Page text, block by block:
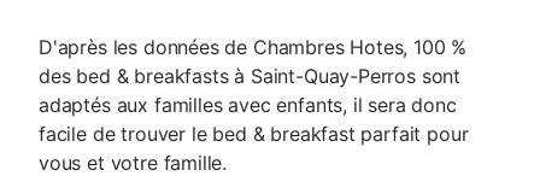
D'après les données de Chambres Hotes, 100 %
des bed & breakfasts à Saint-Quay-Perros sont
adaptés aux familles avec enfants, il sera donc
facile de trouver le bed & breakfast parfait pour
vous et votre famille.